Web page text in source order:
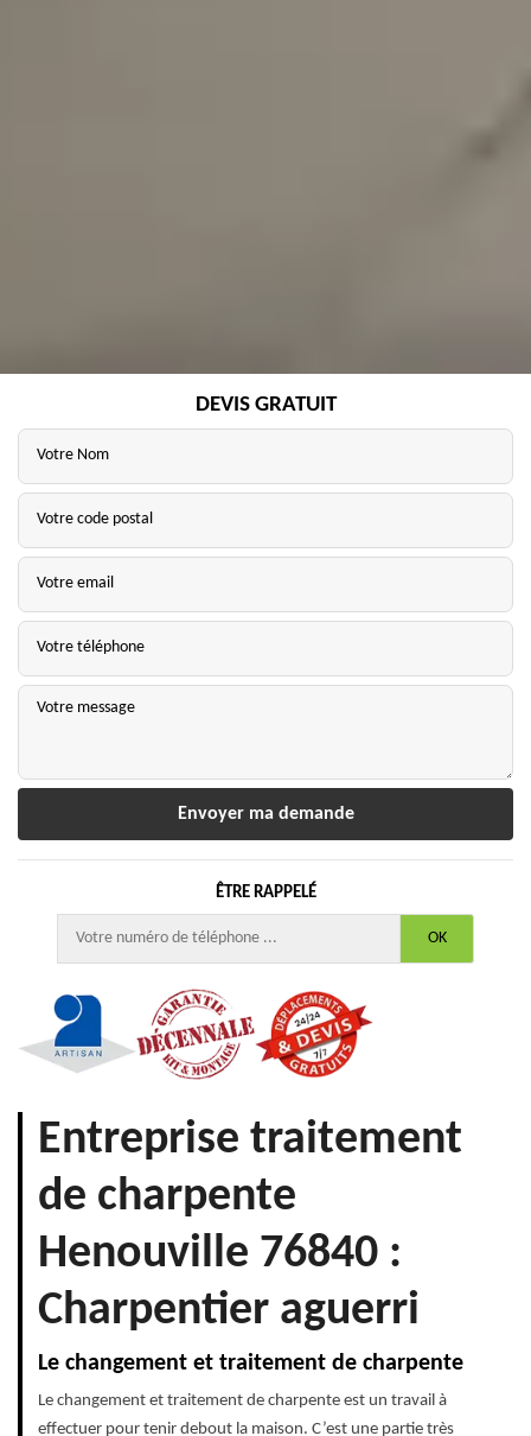
DEVIS GRATUIT
ÊTRE RAPPELÉ
Entreprise traitement
de charpente
Henouville 76840 :
Charpentier aguerri
Le changement et traitement de charpente
Le changement et traitement de charpente est un travail à
effectuer pour tenir debout la maison. C’est une partie très